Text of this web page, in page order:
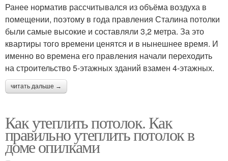
Ранее норматив рассчитывался из объёма воздуха в
помещении, поэтому в года правления Сталина потолки
были самые высокие и составляли 3,2 метра. За это
квартиры того времени ценятся и в нынешнее время. И
именно во времена его правления начали переходить
на строительство 5-этажных зданий взамен 4-этажных.
читать дальше →
Как утеплить потолок. Как
правильно утеплить потолок в
доме опилками